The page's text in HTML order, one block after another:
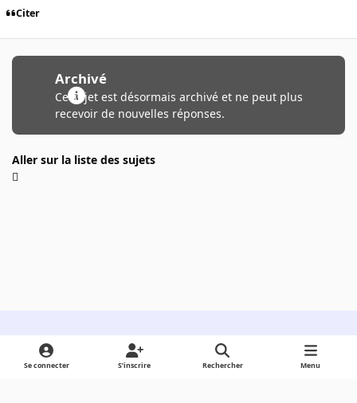
Citer
Archivé
Ce sujet est désormais archivé et ne peut plus
recevoir de nouvelles réponses.
Aller sur la liste des sujets
Light ModeDark ModeSystem Preference
Se connecter S’inscrire Rechercher Menu